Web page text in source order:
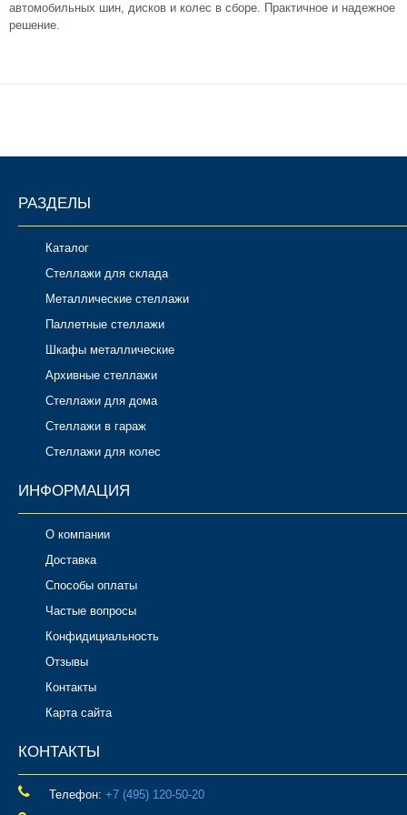
автомобильных шин, дисков и колес в сборе. Практичное и надежное
решение.
РАЗДЕЛЫ
Каталог
Стеллажи для склада
Металлические стеллажи
Паллетные стеллажи
Шкафы металлические
Архивные стеллажи
Стеллажи для дома
Стеллажи в гараж
Стеллажи для колес
ИНФОРМАЦИЯ
О компании
Доставка
Способы оплаты
Частые вопросы
Конфидициальность
Отзывы
Контакты
Карта сайта
КОНТАКТЫ
Телефон: ‎+7 (495) 120-50-20
Комплектующие для шкафов